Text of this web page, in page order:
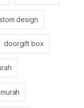
design
doorgift box